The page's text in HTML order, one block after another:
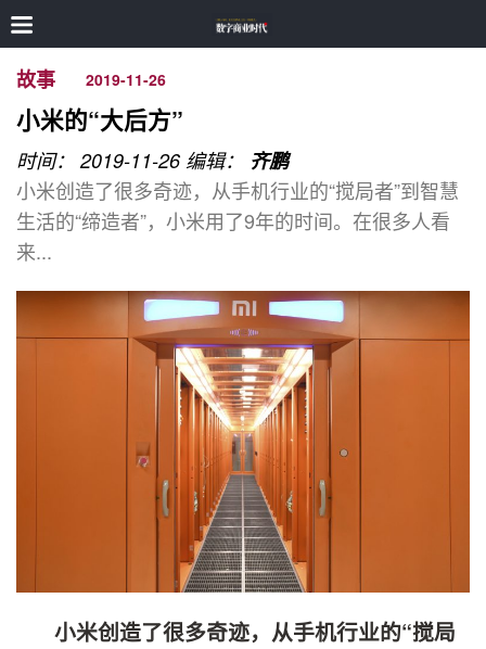
故事 2019-11-26
小米的“大后方”
时间： 2019-11-26 编辑： 齐鹏
小米创造了很多奇迹，从手机行业的“搅局者”到智慧
生活的“缔造者”，小米用了9年的时间。在很多人看
来...
小米创造了很多奇迹，从手机行业的“搅局